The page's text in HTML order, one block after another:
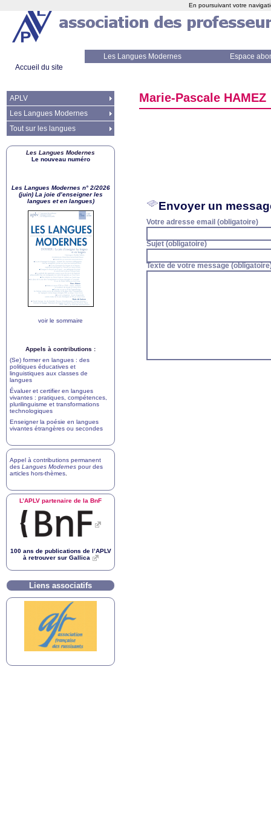
Les Langues Modernes
Espace
Accueil du site
Marie-Pascale HAMEZ
Envoyer un
Votre adresse email (obligatoire)
Sujet (obligatoire)
Texte de votre message
APLV
Les Langues Modernes
Tout sur les langues
Les Langues Modernes
Le nouveau numéro
Les Langues Modernes n° 2/2026
(juin) La joie d’enseigner les
langues et en langues)
voir le sommaire
Appels à contributions :
(Se) former en langues : des
politiques éducatives et
linguistiques aux classes de
langues
Évaluer et certifier en langues
vivantes : pratiques, compétences,
plurilinguisme et transformations
technologiques
Enseigner la poésie en langues
vivantes étrangères ou secondes
Appel à contributions permanent
des Langues Modernes pour des
articles hors-thèmes
L’APLV partenaire de la BnF
100 ans de publications de l’APLV
à retrouver sur Gallica
Liens associatifs
En poursuivant votre